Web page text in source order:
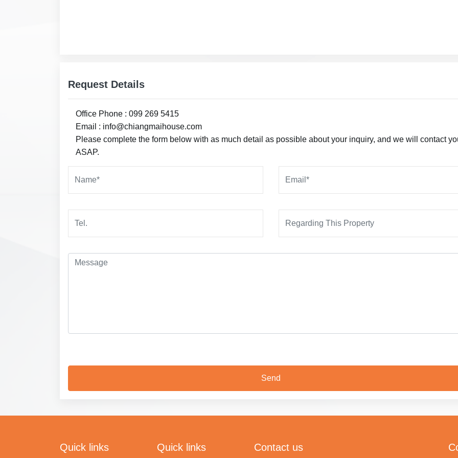
Request Details
Office Phone : 099 269 5415
Email : info@chiangmaihouse.com
Please complete the form below with as much detail as possible about your inquiry, and we will contact
ASAP.
Quick links Quick links Contact us